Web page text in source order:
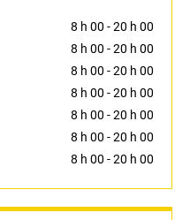
8 h 00 -20 h 00
8 h 00 -20 h 00
8 h 00 -20 h 00
8 h 00 -20 h 00
8 h 00 -20 h 00
8 h 00 -20 h 00
8 h 00 -20 h 00